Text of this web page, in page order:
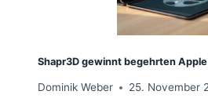
Shapr3D gewinnt begehrten
Dominik Weber 25. November